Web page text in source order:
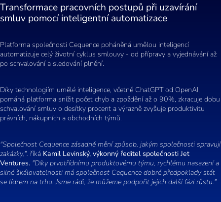
Transformace pracovních postupů při uzavírání
smluv pomocí inteligentní automatizace
Platforma společnosti Cequence poháněná umělou inteligencí
automatizuje celý životní cyklus smlouvy - od přípravy a vyjednávání až
po schvalování a sledování plnění.
Díky technologiím umělé inteligence, včetně ChatGPT od OpenAI,
pomáhá platforma snížit počet chyb a zpoždění až o 90%, zkracuje dobu
schvalování smluv o desítky procent a výrazně zvyšuje produktivitu
právních, nákupních a obchodních týmů.
"Společnost Cequence zásadně mění způsob, jakým společnosti spravují
zakázky,". říká Kamil Levinský, výkonný ředitel společnosti Jet
Ventures. "Díky prvotřídnímu produktovému týmu, rychlému nasazení a
silné škálovatelnosti má společnost Cequence dobré předpoklady stát
se lídrem na trhu. Jsme rádi, že můžeme podpořit jejich další fázi růstu."